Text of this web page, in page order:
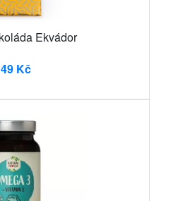
Ekvádor
Kč